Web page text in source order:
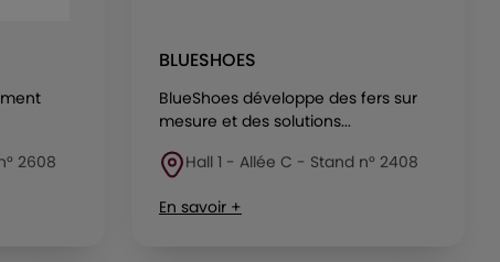
2608
BLUESHOES
BlueShoes développe des fers sur
mesure et des solutions...
Hall 1 - Allée C - Stand n° 2408
En savoir +